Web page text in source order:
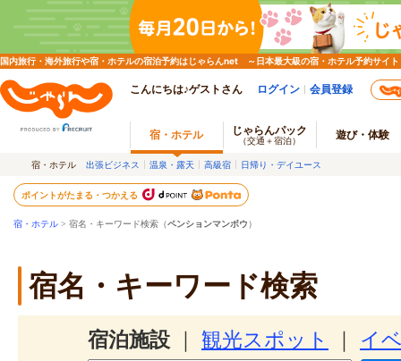
国内旅行・海外旅行や宿・ホテルの宿泊予約はじゃらんnet ～日本最大級の宿・ホテル予約サイト
こんにちは♪ゲストさん ログイン 会員登録
宿・ホテル じゃらんパック
（交通＋宿泊） 遊び・体験
宿・ホテル 出張ビジネス 温泉・露天 高級宿 日帰り・デイユース
ポイントがたまる・つかえる
宿・ホテル > 宿名・キーワード検索（ペンションマンボウ）
宿名・キーワード検索
宿泊施設 観光スポット イ